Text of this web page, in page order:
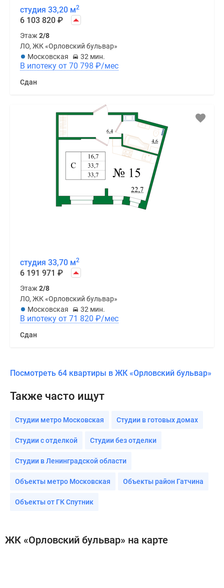
студия 33,20 м2
6 103 820 ₽
Этаж 2/8
ЛО, ЖК «Орловский бульвар»
Московская
32 мин.
В ипотеку от 70 798 ₽/мес
Сдан
студия 33,70 м2
6 191 971 ₽
Этаж 2/8
ЛО, ЖК «Орловский бульвар»
Московская
32 мин.
В ипотеку от 71 820 ₽/мес
Сдан
Посмотреть 64 квартиры в ЖК «Орловский бульвар»
Также часто ищут
Студии метро Московская Студии в готовых домах
Студии с отделкой Студии без отделки
Студии в Ленинградской области
Объекты метро Московская Объекты район Гатчина
Объекты от ГК Спутник
ЖК «Орловский бульвар» на карте